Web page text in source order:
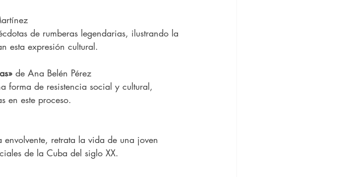
de rumberas legendarias, ilustrando la
esta expresión cultural.
de Ana Belén Pérez
forma de resistencia social y cultural,
en este proceso.
retrata la vida de una joven
de la Cuba del siglo XX.